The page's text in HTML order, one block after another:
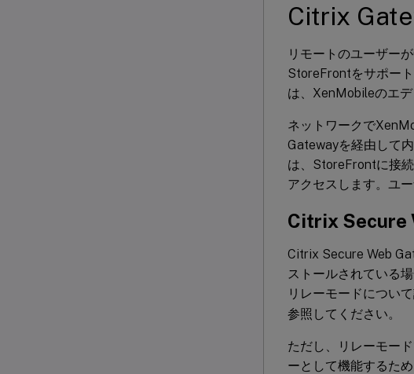
Citrix
リモートのユーザー
StoreFrontをサポー
は、XenMobileのエデ
ネットワークで
Gatewayを経由して
は、StoreFrontに接
アクセスします。ユ
Citrix Secure
Citrix Secure Web
ストールされている
リレーモードについて
参照してください。
ただし、リレーモー
ーとして機能するた